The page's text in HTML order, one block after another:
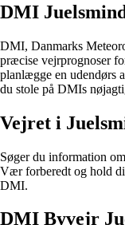
DMI
DMI, Danmarks
præcise vejrprognoser
planlægge en udendørs
du stole på DMIs
Vejret i
Søger du information
Vær forberedt og hold
DMI.
DMI Byvejr